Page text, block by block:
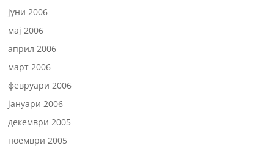
јуни 2006
мај 2006
април 2006
март 2006
февруари 2006
јануари 2006
декември 2005
ноември 2005